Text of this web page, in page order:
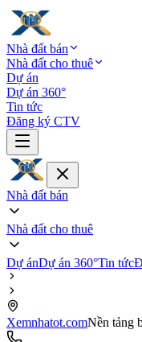
Nhà đất bán
Nhà đất cho thuê
Dự án
Dự án 360°
Tin tức
Đăng ký CTV
Nhà đất bán
Nhà đất cho thuê
Dự ánDự án 360°Tin tức
Xemnhatot.comNền tảng